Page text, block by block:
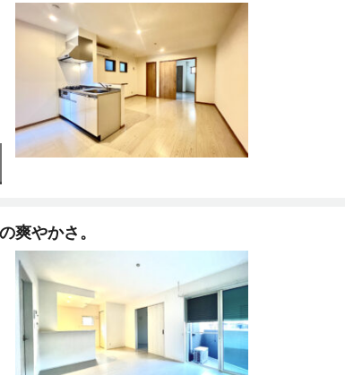
爽やかさ。